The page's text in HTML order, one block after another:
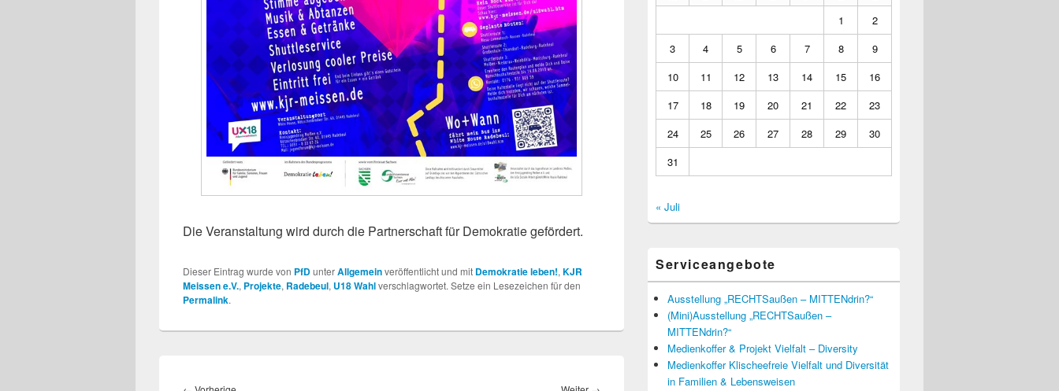
Die Veranstaltung wird durch die Partnerschaft für Demokratie gefördert.
Dieser Eintrag wurde von PfDunterAllgemeinveröffentlicht und mit Demokratie leben!, KJR
Meissen e.V., Projekte, Radebeul, U18 Wahlverschlagwortet. Setze ein Lesezeichen für den
Permalink.
1
2
3
4 5 6 7 8
9
10
11 12 13 14 15
16
17
18 19 20 21 22
23
24
25 26 27 28 29
30
31
« Juli
Serviceangebote
Ausstellung „RECHTSaußen – MITTENdrin?“
(Mini)Ausstellung „RECHTSaußen –
MITTENdrin?“
Medienkoffer & Projekt Vielfalt – Diversity
Medienkoffer Klischeefreie Vielfalt und Diversität
in Familien & Lebensweisen